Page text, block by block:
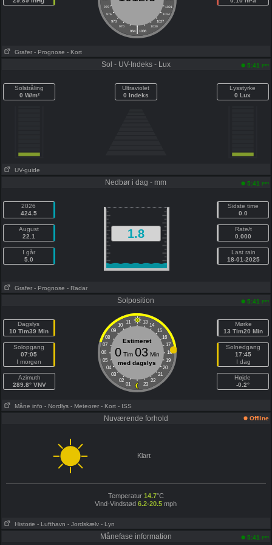
979
1021
976
1024
973
1027
970
1030
|
964 1036
Grafer - Prognose - Kort
Sol - UV-Indeks - Lux 5:41 pm
Solstråling
0 W/m²
Ultraviolet
0 Indeks
Lysstyrke
0 Lux
UV-guide
Nedbør i dag - mm 5:41 pm
2026
424.5
August
22.1
I går
5.0
1.8
Sidste time
0.0
Rate/t
0.000
Last rain
18-01-2025
Grafer - Prognose - Radar
Solposition 5:41 pm
Dagslys
10 Tim39 Min
Solopgang
07:05
I morgen
Azimuth
289.8° VNV
11 13
10
14
09
15
08
16
07
17
06
18
05
19
04
20
03
21
02
22
01 23
Estimeret
0Tim 03Min
med dagslys
Mørke
13 Tim20 Min
Solnedgang
17:45
I dag
Højde
-0.2°
Måne info - Nordlys - Meteorer - Kort - ISS
Nuværende forhold Offline
Klart
Temperatur 14.7°C
Vind-Vindstød 6.2-20.5 mph
Historie - Lufthavn - Jordskælv - Lyn
Månefase information 5:41 pm